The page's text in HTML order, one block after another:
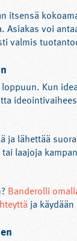
itsensä
voi
valmis
Kun
ja lähettää
laajoja
Banderolli
ja